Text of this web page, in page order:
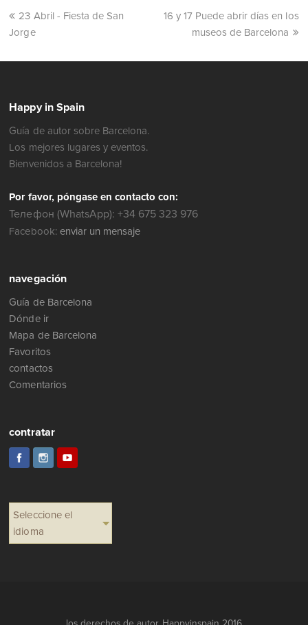
23 Abril - Fiesta de San
Jorge
16 y 17 Puede abrir días en los
museos de Barcelona
Happy in Spain
Guía de autor sobre Barcelona.
Los mejores lugares y eventos.
Bienvenidos a Barcelona!
Por favor, póngase en contacto con:
Телефон (WhatsApp): +34 675 323 976
Facebook: enviar un mensaje
navegación
Guía de Barcelona
Dónde ir
Mapa de Barcelona
Favoritos
contactos
Comentarios
contratar
Seleccione el
idioma